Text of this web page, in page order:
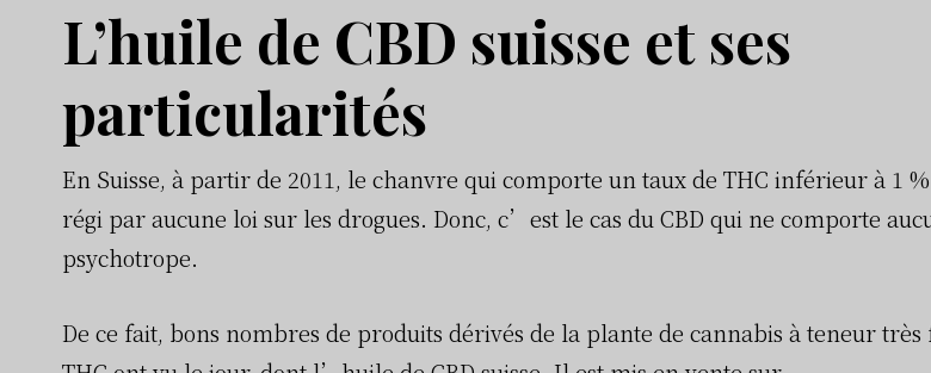
L’huile de CBD suisse et ses
particularités
En Suisse, à partir de 2011, le chanvre qui comporte un taux de THC inférieur à 1
régi par aucune loi sur les drogues. Donc, c’est le cas du CBD qui ne comporte
psychotrope.
De ce fait, bons nombres de produits dérivés de la plante de cannabis à teneur très